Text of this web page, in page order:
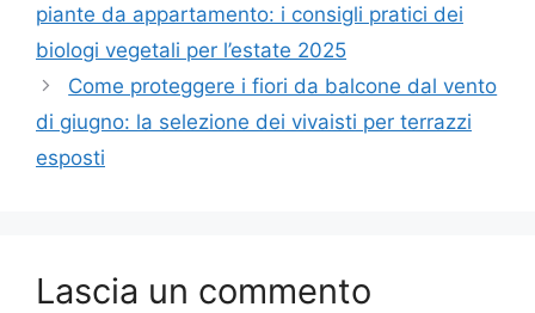
piante da appartamento: i consigli pratici dei
biologi vegetali per l’estate 2025
Come proteggere i fiori da balcone dal vento
di giugno: la selezione dei vivaisti per terrazzi
esposti
Lascia un commento